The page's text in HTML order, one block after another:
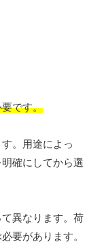
です。
。用途によっ
確にしてから選
異なります。荷
要があります。